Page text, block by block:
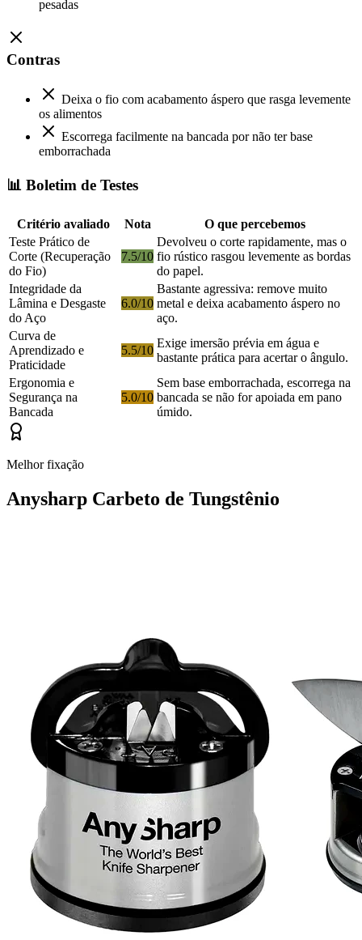
pesadas
Contras
Deixa o fio com acabamento áspero que rasga levemente
os alimentos
Escorrega facilmente na bancada por não ter base
emborrachada
📊 Boletim de Testes
Critério avaliado Nota
O que percebemos
Teste Prático de
Corte (Recuperação
do Fio)
7.5/10
Devolveu o corte rapidamente, mas o
fio rústico rasgou levemente as bordas
do papel.
Integridade da
Lâmina e Desgaste
do Aço
6.0/10
Bastante agressiva: remove muito
metal e deixa acabamento áspero no
aço.
Curva de
Aprendizado e
Praticidade
5.5/10
Exige imersão prévia em água e
bastante prática para acertar o ângulo.
Ergonomia e
Segurança na
Bancada
5.0/10
Sem base emborrachada, escorrega na
bancada se não for apoiada em pano
úmido.
Melhor fixação
Anysharp Carbeto de Tungstênio